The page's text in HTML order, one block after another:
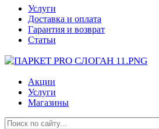
Услуги
Доставка и оплата
Гарантия и возврат
Статьи
Акции
Услуги
Магазины